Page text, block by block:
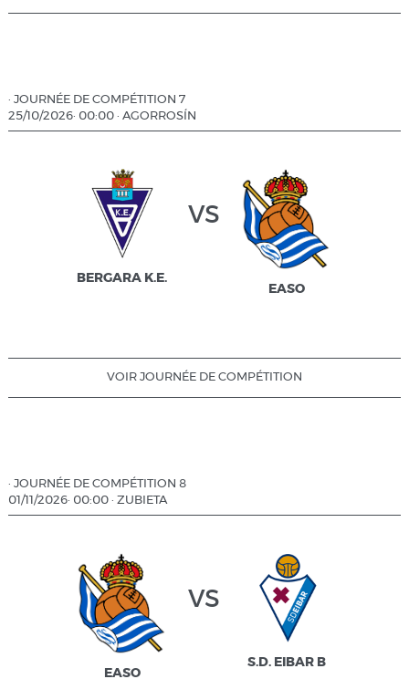
· JOURNÉE DE COMPÉTITION 7
25/10/2026· 00:00 · AGORROSÍN
BERGARA K.E.
vs
EASO
VOIR JOURNÉE DE COMPÉTITION
· JOURNÉE DE COMPÉTITION 8
01/11/2026· 00:00 · ZUBIETA
EASO
vs
S.D. EIBAR B